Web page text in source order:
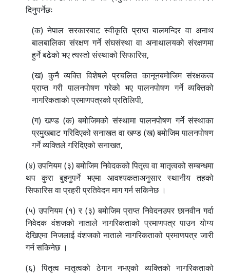
दिनुपर्नेछः
(क) नेपाल सरकारबाट स्वीकृति प्राप्त बालमन्दिर वा अनाथ
बालबालिका संरक्षण गर्ने संघसंस्था वा अनाथालयको संरक्षणमा
हुर्ने बढेको भए त्यस्तो संस्थाको सिफारिस,
(ख) कुनै व्यक्ति विशेषले प्रचलित कानूनबमोजिम संरक्षकत्व
प्राप्त गरी पालनपोषण गरेको भए पालनपोषण गर्ने व्यक्तिको
नागरिकताको प्रमाणपत्रको प्रतिलिपी,
(ग) खण्ड (क) बमोजिमको संस्थामा पालनपोषण गर्ने संस्थाका
प्रमुखबाट गरिदिएको सनाखत वा खण्ड (ख) बमोजिम पालनपोषण
गर्ने व्यक्तिले गरिदिएको सनाखत,
(४) उपनियम (३) बमोजिम निवेदकको पितृत्व वा मातृत्वको सम्बन्धमा
थप कुरा बुझ्नुपर्ने भएमा आवश्यकताअनुसार स्थानीय तहको
सिफारिस वा प्रहरी प्रतिवेदन माग गर्न सकिनेछ ।
(५) उपनियम (१) र (३) बमोजिम प्राप्त निवेदनउपर छानवीन गर्दा
निवेदक वंशजको नाताले नागरिकताको प्रमाणपत्र पाउन योग्य
देखिएमा निजलाई वंशजको नाताले नागरिकताको प्रमाणपत्र जारी
गर्न सकिनेछ ।
(६) पितृत्व मातृत्वको ठेगान नभएको व्यक्तिको नागरिकताको